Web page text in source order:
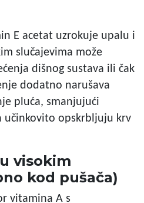
E acetat uzrokuje upalu i
slučajevima može
dišnog sustava ili čak
dodatno narušava
pluća, smanjujući
učinkovito opskrbljuju krv
visokim
kod pušača)
vitamina A s